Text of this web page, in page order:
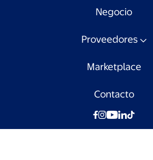
Negocio
Proveedores
Marketplace
Contacto